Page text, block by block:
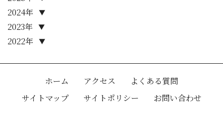
2022年 ▼
2023年 ▼
2024年 ▼
ホーム アクセス
よくある質問
サイトマップ
サイトポリシー お問い合わせ